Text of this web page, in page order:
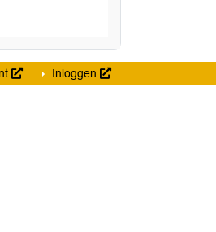
Inloggen